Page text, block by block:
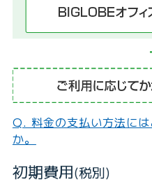
Q. 料金の支払い方法に
か。
初期費用(税別)